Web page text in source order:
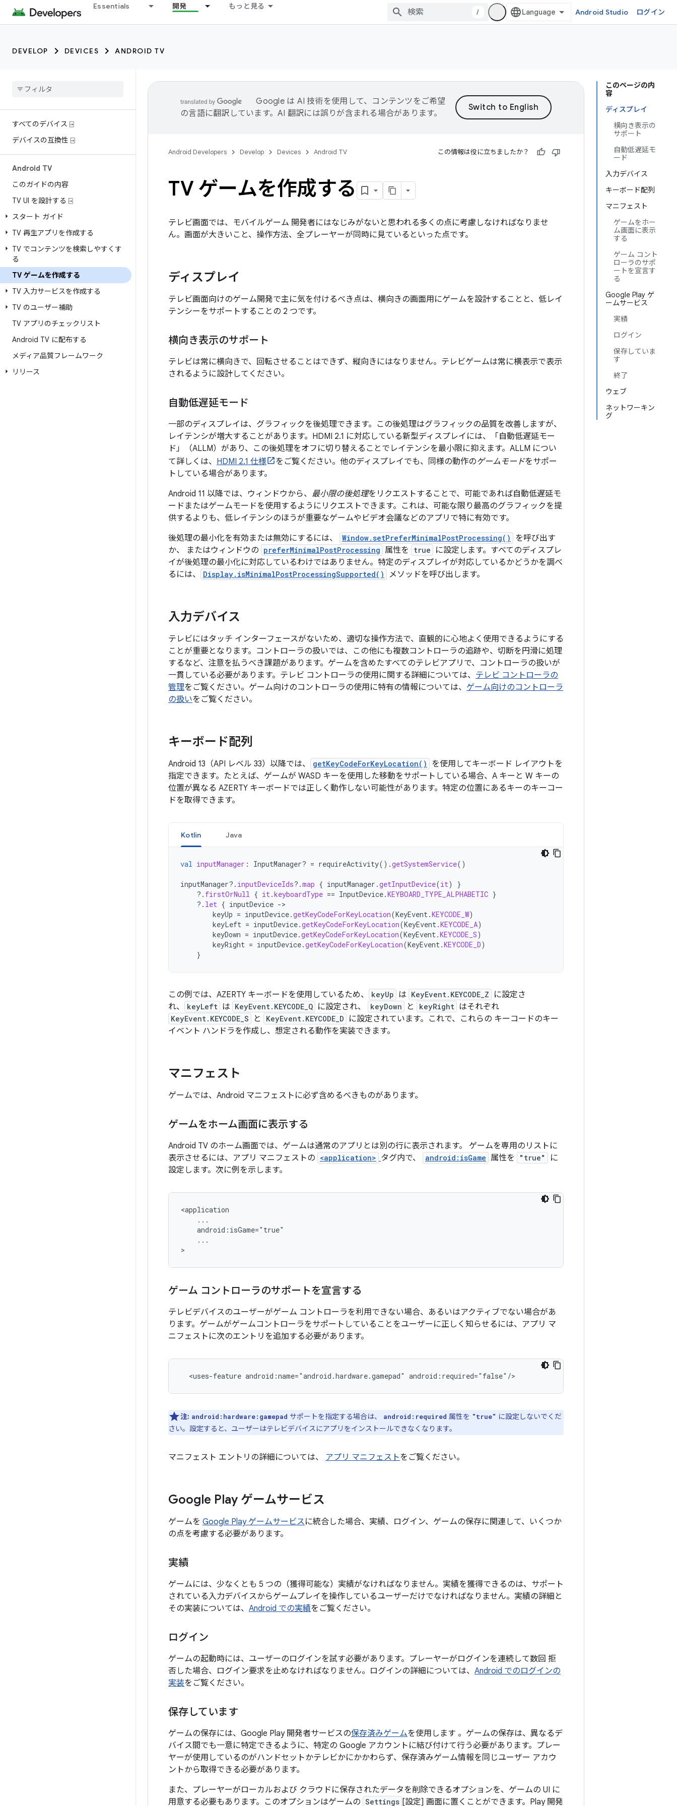
Essentials 開発 もっと見る
/ Android Studio ログイン
DEVELOP DEVICES ANDROID TV
すべてのデバイス ⍈
デバイスの互換性 ⍈
Android TV
このガイドの内容
TV UI を設計する ⍈
スタート ガイド
TV 再生アプリを作成する
TV でコンテンツを検索しやすくす
る
TV ゲームを作成する
TV 入力サービスを作成する
TV のユーザー補助
TV アプリのチェックリスト
Android TV に配布する
メディア品質フレームワーク
リリース
このページの内
容
ディスプレイ
横向き表示の
サポート
自動低遅延モ
ード
入力デバイス
キーボード配列
マニフェスト
ゲームをホー
ム画面に表示
する
ゲーム コント
ローラのサポ
ートを宣言す
る
Google Play ゲ
ームサービス
実績
ログイン
保存していま
す
終了
ウェブ
ネットワーキン
グ
Google は AI 技術を使用して、コンテンツをご希望
の言語に翻訳しています。AI 翻訳には誤りが含まれる場合があります。
Android Developers Develop Devices Android TV この情報は役に立ちましたか？
TV ゲームを作成する
テレビ画面では、モバイルゲーム 開発者にはなじみがないと思われる多くの点に考慮しなければなりませ
ん。画面が大きいこと、操作方法、全プレーヤーが同時に見ているといった点です。
ディスプレイ
テレビ画面向けのゲーム開発で主に気を付けるべき点は、横向きの画面用にゲームを設計することと、低レイ
テンシーをサポートすることの 2 つです。
横向き表示のサポート
テレビは常に横向きで、回転させることはできず、縦向きにはなりません。テレビゲームは常に横表示で表示
されるように設計してください。
自動低遅延モード
一部のディスプレイは、グラフィックを後処理できます。この後処理はグラフィックの品質を改善しますが、
レイテンシが増大することがあります。HDMI 2.1 に対応している新型ディスプレイには、「自動低遅延モー
ド」（ALLM）があり、この後処理をオフに切り替えることでレイテンシを最小限に抑えます。 ALLM につい
て詳しくは、 HDMI 2.1 仕様 をご覧ください。他のディスプレイでも、同様の動作のゲームモードをサポー
トしている場合があります。
Android 11 以降では、ウィンドウから、 最小限の後処理をリクエストすることで、可能であれば自動低遅延モ
ードまたはゲームモードを使用するようにリクエストできます。これは、可能な限り最高のグラフィックを提
供するよりも、低レイテンシのほうが重要なゲームやビデオ会議などのアプリで特に有効です。
後処理の最小化を有効または無効にするには、
Window.setPreferMinimalPostProcessing()
を呼び出す
か、 またはウィンドウの preferMinimalPostProcessing 属性を true
に設定します。すべてのディスプレ
イが後処理の最小化に対応しているわけではありません。特定のディスプレイが対応しているかどうかを調べ
るには、
Display.isMinimalPostProcessingSupported() メソッドを呼び出します。
入力デバイス
テレビにはタッチ インターフェースがないため、適切な操作方法で、直観的に心地よく使用できるようにする
ことが重要となります。コントローラの扱いでは、この他にも複数コントローラの追跡や、切断を円滑に処理
するなど、注意を払うべき課題があります。ゲームを含めたすべてのテレビアプリで、コントローラの扱いが
一貫している必要があります。テレビ コントローラの使用に関する詳細については、 テレビ コントローラの
管理をご覧ください。ゲーム向けのコントローラの使用に特有の情報については、 ゲーム向けのコントローラ
の扱いをご覧ください。
キーボード配列
Android 13（API レベル 33）以降では、 getKeyCodeForKeyLocation()
を使用してキーボード レイアウトを
指定できます。たとえば、ゲームが WASD キーを使用した移動をサポートしている場合、A キーと W キーの
位置が異なる AZERTY キーボードでは正しく動作しない可能性があります。特定の位置にあるキーのキーコー
ドを取得できます。
Kotlin Java
val inputManager : InputManager? = requireActivity().getSystemService()
inputManager?. inputDeviceIds?.map { inputManager .getInputDevice(it)
}
?. firstOrNull { it.keyboardType == InputDevice.KEYBOARD_TYPE_ALPHABETIC }
?. let { inputDevice -
keyUp = inputDevice.getKeyCodeForKeyLocation(KeyEvent.KEYCODE_W)
keyLeft = inputDevice.getKeyCodeForKeyLocation(KeyEvent.KEYCODE_A)
keyDown = inputDevice.getKeyCodeForKeyLocation(KeyEvent.KEYCODE_S)
keyRight = inputDevice.getKeyCodeForKeyLocation(KeyEvent.KEYCODE_D)
}
この例では、AZERTY キーボードを使用しているため、 keyUp は KeyEvent.KEYCODE_Z
に設定さ
れ、
keyLeft は KeyEvent.KEYCODE_Q に設定され、 keyDown と keyRight はそれぞれ
KeyEvent.KEYCODE_S と KeyEvent.KEYCODE_D
に設定されています。これで、これらの キーコードのキー
イベント ハンドラを作成し、想定される動作を実装できます。
マニフェスト
ゲームでは、Android マニフェストに必ず含めるべきものがあります。
ゲームをホーム画面に表示する
Android TV のホーム画面では、ゲームは通常のアプリとは別の行に表示されます。 ゲームを専用のリストに
表示させるには、アプリ マニフェストの <application> タグ内で、 android:isGame 属性を "true"
に
設定します。次に例を示します。
...
>
ゲーム コントローラのサポートを宣言する
テレビデバイスのユーザーがゲーム コントローラを利用できない場合、あるいはアクティブでない場合があ
ります。ゲームがゲームコントローラをサポートしていることをユーザーに正しく知らせるには、アプリ マ
ニフェストに次のエントリを追加する必要があります。
<uses-feature android:name="android.hardware.gamepad" android:required="false"/>
注: android:hardware:gamepad サポートを指定する場合は、 android:required 属性を "true" に設定しないでくだ
さい。設定すると、ユーザーはテレビデバイスにアプリをインストールできなくなります。
マニフェスト エントリの詳細については、 アプリ マニフェストをご覧ください。
Google Play ゲームサービス
ゲームを Google Play ゲームサービスに統合した場合、実績、ログイン、ゲームの保存に関連して、いくつか
の点を考慮する必要があります。
実績
ゲームには、少なくとも 5 つの（獲得可能な）実績がなければなりません。実績を獲得できるのは、サポート
されている入力デバイスからゲームプレイを操作しているユーザーだけでなければなりません。実績の詳細と
その実装については、 Android での実績をご覧ください。
ログイン
ゲームの起動時には、ユーザーのログインを試す必要があります。プレーヤーがログインを連続して数回 拒
否した場合、ログイン要求を止めなければなりません。ログインの詳細については、 Android でのログインの
実装をご覧ください。
保存しています
ゲームの保存には、Google Play 開発者サービスの保存済みゲームを使用します 。ゲームの保存は、異なるデ
バイス間でも一意に特定できるように、特定の Google アカウントに結び付けて行う必要があります。プレー
ヤーが使用しているのがハンドセットかテレビかにかかわらず、保存済みゲーム情報を同じユーザー アカウ
ントから取得できる必要があります。
また、プレーヤーがローカルおよび クラウドに保存されたデータを削除できるオプションを、ゲームの UI に
用意する必要もあります。このオプションはゲームの Settings [設定] 画面に置くことができます。Play 開発